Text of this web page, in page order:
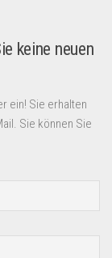
keine neuen
ein! Sie erhalten
Sie können Sie